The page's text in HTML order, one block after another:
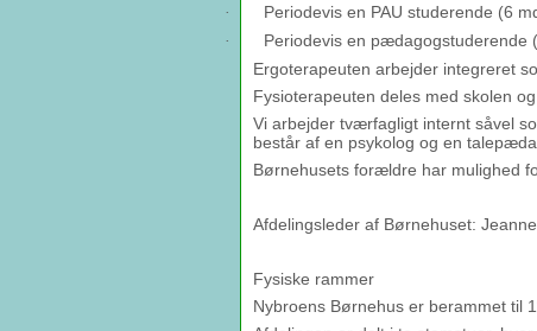
· Periodevis en PAU studerende (6
·
Periodevis en pædagogstuderende
Ergoterapeuten arbejder integreret
Fysioterapeuten deles med skolen
Vi arbejder tværfagligt internt såvel
består af en psykolog og en
Børnehusets forældre har mulighed
Afdelingsleder af Børnehuset: Jeanne
Fysiske rammer
Nybroens Børnehus er berammet til